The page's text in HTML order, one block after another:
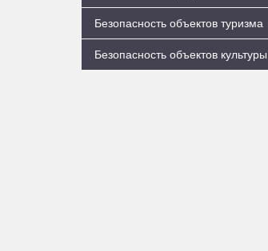
Безопасность объектов туризма
Безопасность объектов культуры